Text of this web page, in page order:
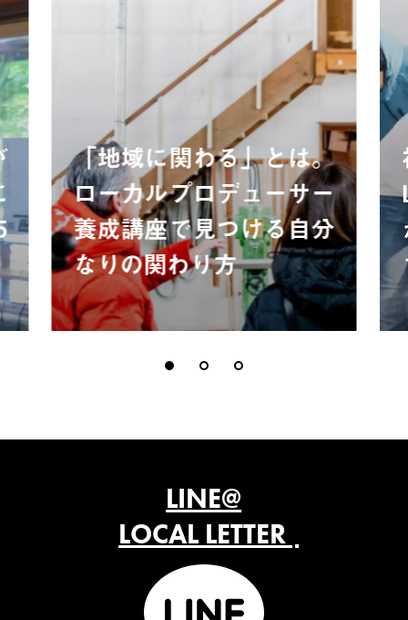
「地域に関わる」とは。
ローカルプロデューサー
養成講座で見つける自分
なりの関わり方
LINE@
LOCAL LETTER